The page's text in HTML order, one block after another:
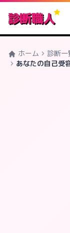
診断職人
ホーム 診断一
あなたの自己受